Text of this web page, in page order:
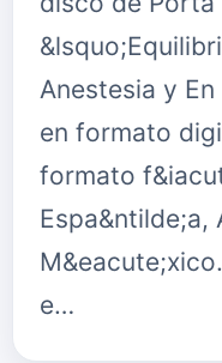
Anestesia y
en formato
formato
Espa&ntilde;a,
e…